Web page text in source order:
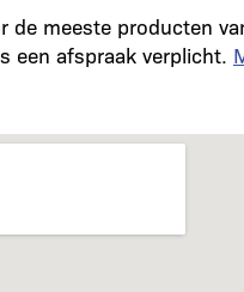
de meeste producten
een afspraak verplicht.